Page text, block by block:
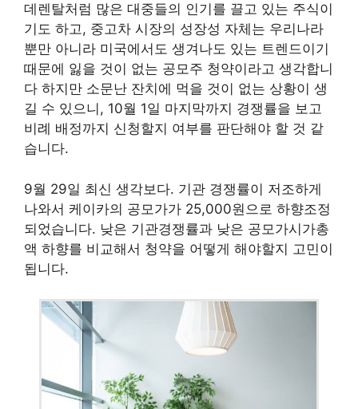
데렌탈처럼 많은 대중들의 인기를 끌고 있는 주식이
기도 하고, 중고차 시장의 성장성 자체는 우리나라
뿐만 아니라 미국에서도 생겨나도 있는 트렌드이기
때문에 잃을 것이 없는 공모주 청약이라고 생각합니
다 하지만 소문난 잔치에 먹을 것이 없는 상황이 생
길 수 있으니, 10월 1일 마지막까지 경쟁률을 보고
비례 배정까지 신청할지 여부를 판단해야 할 것 같
습니다.
9월 29일 최신 생각보다. 기관 경쟁률이 저조하게
나와서 케이카의 공모가가 25,000원으로 하향조정
되었습니다. 낮은 기관경쟁률과 낮은 공모가시가총
액 하향를 비교해서 청약을 어떻게 해야할지 고민이
됩니다.